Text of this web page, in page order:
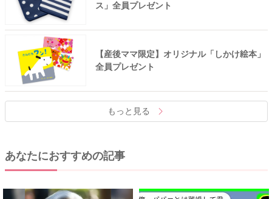
ス」全員プレゼント
【産後ママ限定】オリジナル「しかけ絵本」
全員プレゼント
もっと見る
あなたにおすすめの記事